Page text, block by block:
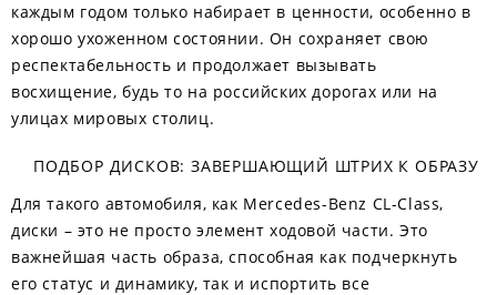
каждым годом только набирает в ценности, особенно в
хорошо ухоженном состоянии. Он сохраняет свою
респектабельность и продолжает вызывать
восхищение, будь то на российских дорогах или на
улицах мировых столиц.
ПОДБОР ДИСКОВ: ЗАВЕРШАЮЩИЙ ШТРИХ К ОБРАЗУ
Для такого автомобиля, как Mercedes-Benz CL-Class,
диски – это не просто элемент ходовой части. Это
важнейшая часть образа, способная как подчеркнуть
его статус и динамику, так и испортить все